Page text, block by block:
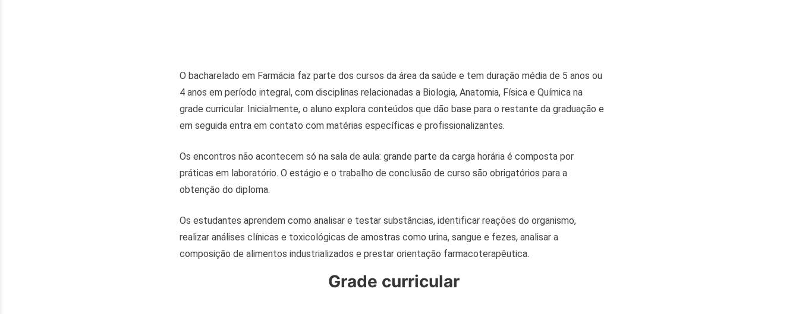
O bacharelado em Farmácia faz parte dos cursos da área da saúde e tem duração média de 5 anos ou
4 anos em período integral, com disciplinas relacionadas a Biologia, Anatomia, Física e Química na
grade curricular. Inicialmente, o aluno explora conteúdos que dão base para o restante da graduação e
em seguida entra em contato com matérias específicas e profissionalizantes.
Os encontros não acontecem só na sala de aula: grande parte da carga horária é composta por
práticas em laboratório. O estágio e o trabalho de conclusão de curso são obrigatórios para a
obtenção do diploma.
Os estudantes aprendem como analisar e testar substâncias, identificar reações do organismo,
realizar análises clínicas e toxicológicas de amostras como urina, sangue e fezes, analisar a
composição de alimentos industrializados e prestar orientação farmacoterapêutica.
Grade curricular